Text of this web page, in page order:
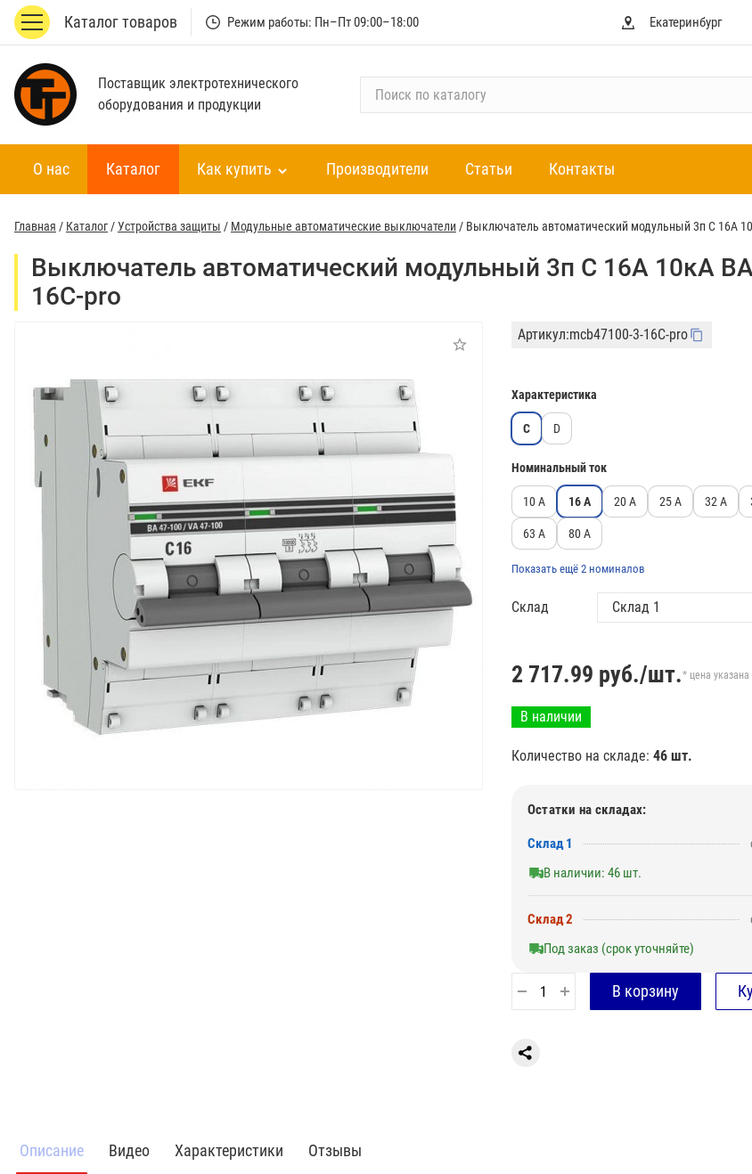
Каталог товаров Режим работы: Пн–Пт 09:00–18:00 Екатеринбург
Поставщик электротехнического
оборудования и продукции
с
к
п
к
т
у
О нас Каталог Как купить Производители Статьи Контакты
Главная / Каталог/Устройства защиты / Модульные автоматические выключатели / Выключатель автоматический модульный 3п C 16А
Выключатель автоматический модульный 3п C 16А 10кА
16C-pro
Артикул:mcb47100-3-16C-pro
Характеристика
C D
Номинальный ток
10 А 16 А 20 А 25 А 32 А
63 А 80 А
Показать ещё 2 номиналов
Склад
2 717.99 руб./шт.* цена
В наличии
Количество на складе: 46 шт.
Остатки на складах:
Склад 1
В наличии: 46 шт.
Склад 2
Под заказ (срок уточняйте)
Описание Видео Характеристики Отзывы